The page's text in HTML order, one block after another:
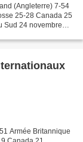
(Angleterre) 7-54
25-28 Canada 25
Sud 24 novembre
Armée Britannique